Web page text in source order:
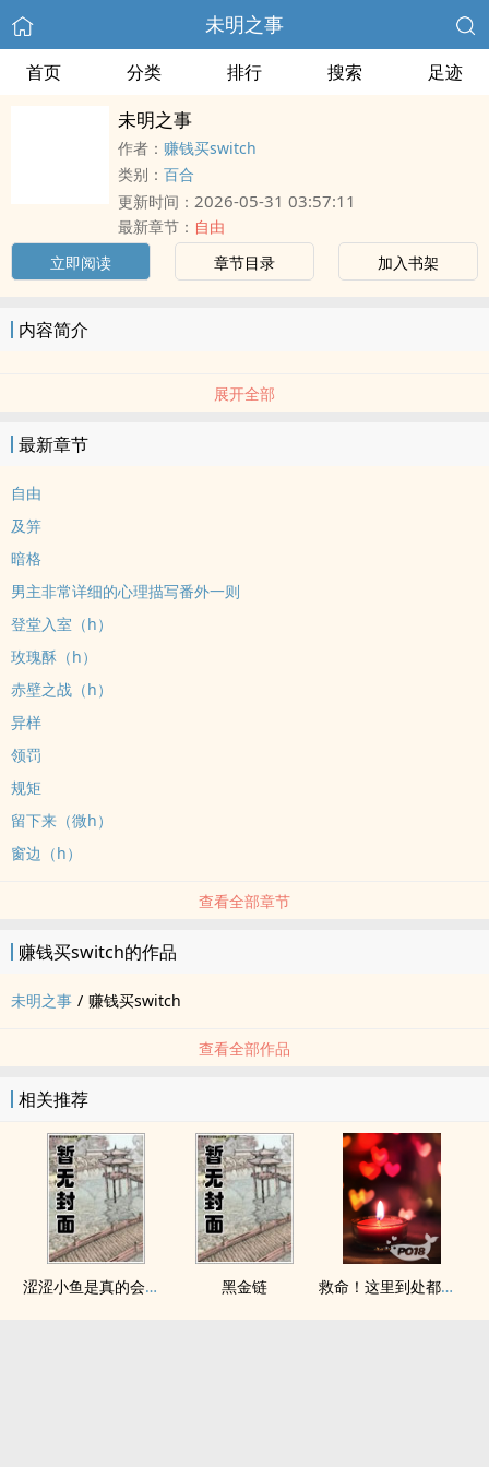
未明之事
首页 分类 排行 搜索 足迹
未明之事
作者： 赚钱买switch
类别： 百合
更新时间： 2026-05-31 03:57:11
最新章节： 自由
立即阅读
章节目录 加入书架
内容简介
展开全部
最新章节
自由
及笄
暗格
男主非常详细的心理描写番外一则
登堂入室（h）
玫瑰酥（h）
赤壁之战（h）
异样
领罚
规矩
留下来（微h）
窗边（h）
查看全部章节
赚钱买switch的作品
未明之事 / 赚钱买switch
查看全部作品
相关推荐
涩涩小鱼是真的会被干透 黑金链 救命！这里到处都是阴暗批（西幻NPH）